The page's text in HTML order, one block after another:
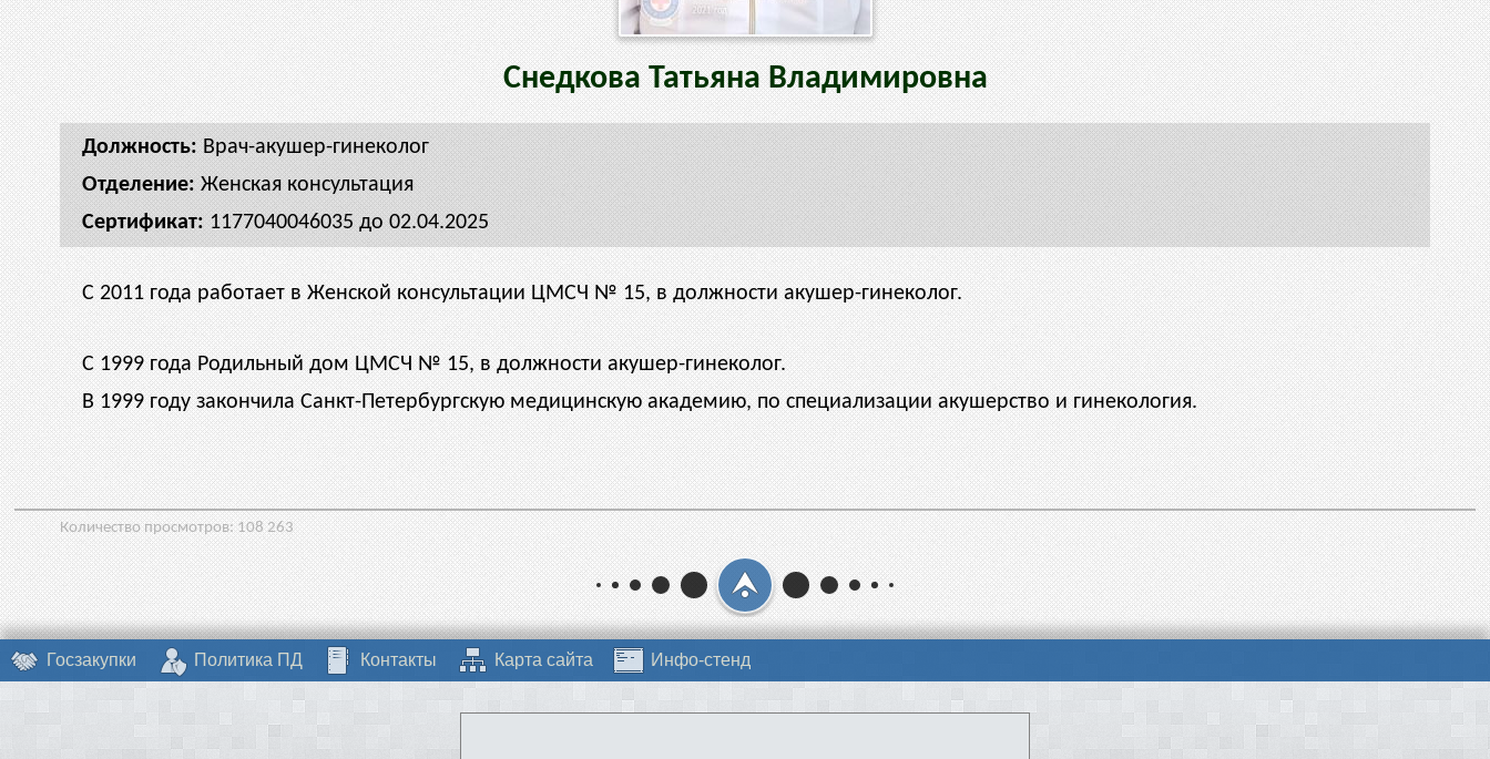
СнедковаТатьянаВладимировна
Врач-акушер-гинеколог
Женская консультация
1177040046035 до 02.04.2025
С 2011 года работает в Женской консультации ЦМСЧ № 15, в должности акушер-гинеколог.
С 1999 года Родильный дом ЦМСЧ № 15, в должности акушер-гинеколог.
В 1999 году закончила Санкт-Петербургскую медицинскую академию, по специализации акушерство и гинекология.
Количество просмотров: 108 263
Госзакупки Политика ПД Контакты Карта сайта Инфо-стенд